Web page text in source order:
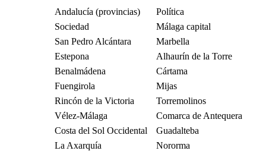
Andalucía (provincias)
Política
Sociedad
Málaga capital
San Pedro Alcántara
Marbella
Estepona
Alhaurín de la Torre
Benalmádena
Cártama
Fuengirola
Mijas
Rincón de la Victoria
Torremolinos
Vélez-Málaga
Comarca de Antequera
Costa del Sol Occidental
Guadalteba
La Axarquía
Nororma